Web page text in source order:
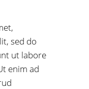
sed do
ut labore
enim ad